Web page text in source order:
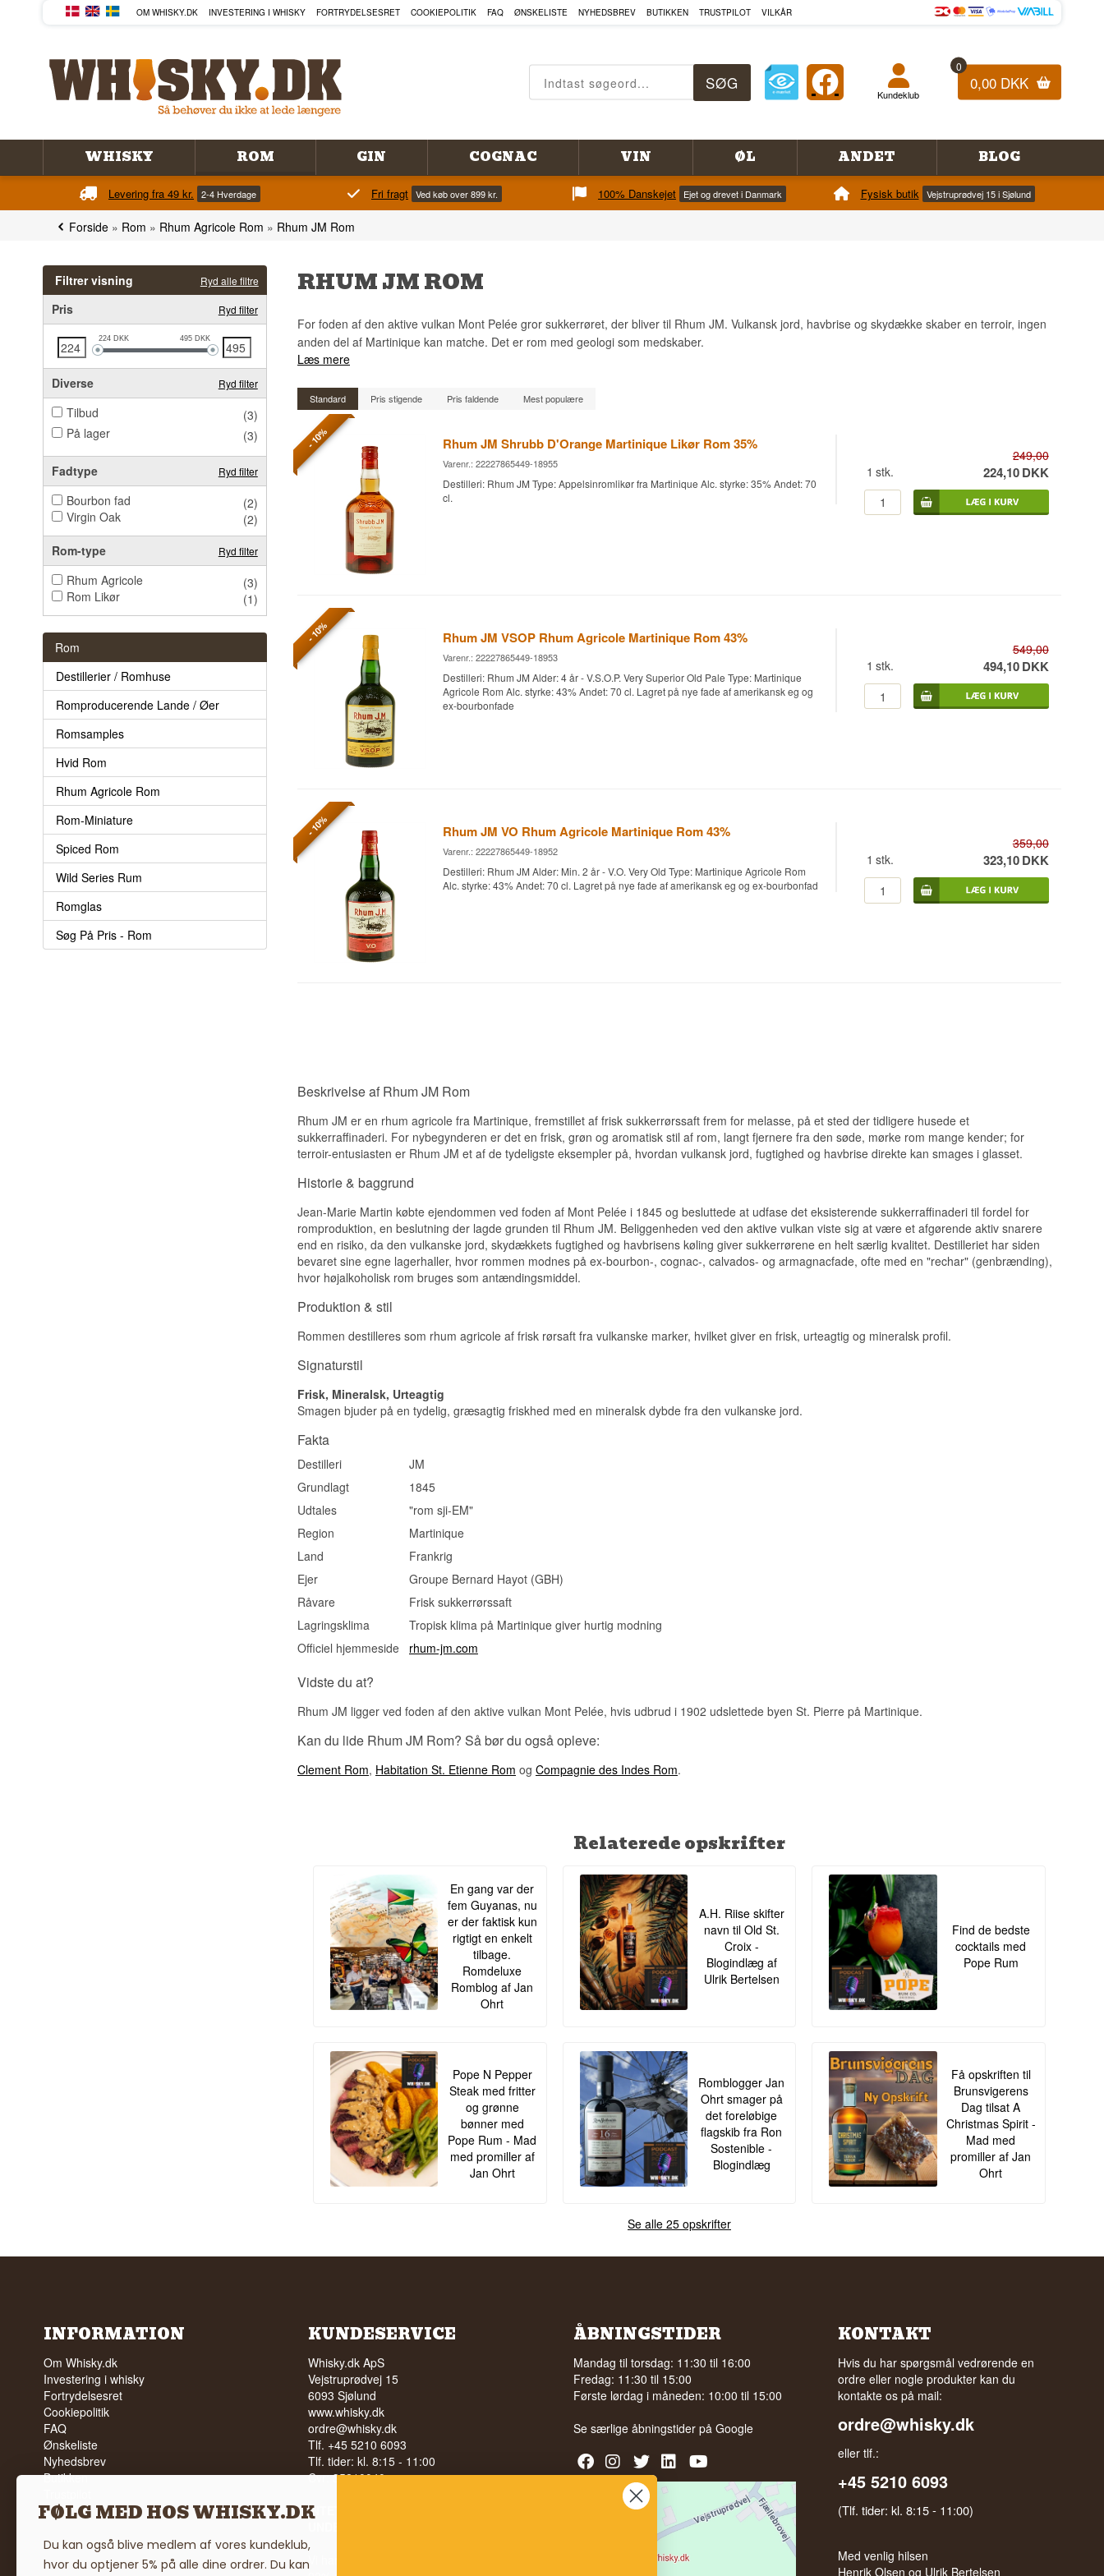
OM WHISKY.DK INVESTERING I WHISKY FORTRYDELSESRET COOKIEPOLITIK FAQ ØNSKELISTE NYHEDSBREV BUTIKKEN TRUSTPILOT VILKÅR
0
0,00 DKK
Kundeklub
WHISKY ROM GIN COGNAC VIN ØL ANDET BLOG
Levering fra 49 kr. 2-4 Hverdage Fri fragt Ved køb over 899 kr. 100% Danskejet Ejet og drevet i Danmark Fysisk butik Vejstruprødvej 15 i Sjølund
Forside » Rom » Rhum Agricole Rom » Rhum JM Rom
Filtrer visning Ryd alle filtre
Pris Ryd filter
224 DKK 495 DKK
Diverse Ryd filter
Tilbud
(3)
På lager
(3)
Fadtype Ryd filter
Bourbon fad
(2)
Virgin Oak
(2)
Rom-type
Ryd filter
Rhum Agricole
(3)
Rom Likør
(1)
Rom
Destillerier / Romhuse
Romproducerende Lande / Øer
Romsamples
Hvid Rom
Rhum Agricole Rom
Rom-Miniature
Spiced Rom
Wild Series Rum
Romglas
Søg På Pris - Rom
RHUM JM ROM
For foden af den aktive vulkan Mont Pelée gror sukkerrøret, der bliver til Rhum JM. Vulkansk jord, havbrise og skydække skaber en terroir, ingen
anden del af Martinique kan matche. Det er rom med geologi som medskaber.
Læs mere
Standard Pris stigende Pris faldende Mest populære
- 10% Rhum JM Shrubb D'Orange Martinique Likør Rom 35%
Varenr.: 22227865449-18955
Destilleri: Rhum JM Type: Appelsinromlikør fra Martinique Alc. styrke: 35% Andet: 70
cl.
249,00
1 stk. 224,10DKK
- 10% Rhum JM VSOP Rhum Agricole Martinique Rom 43%
Varenr.: 22227865449-18953
Destilleri: Rhum JM Alder: 4 år - V.S.O.P. Very Superior Old Pale Type: Martinique
Agricole Rom Alc. styrke: 43% Andet: 70 cl. Lagret på nye fade af amerikansk eg og
ex-bourbonfade
549,00
1 stk. 494,10DKK
- 10% Rhum JM VO Rhum Agricole Martinique Rom 43%
Varenr.: 22227865449-18952
Destilleri: Rhum JM Alder: Min. 2 år - V.O. Very Old Type: Martinique Agricole Rom
Alc. styrke: 43% Andet: 70 cl. Lagret på nye fade af amerikansk eg og ex-bourbonfad
359,00
1 stk. 323,10DKK
Beskrivelse af Rhum JM Rom
Rhum JM er en rhum agricole fra Martinique, fremstillet af frisk sukkerrørssaft frem for melasse, på et sted der tidligere husede et
sukkerraffinaderi. For nybegynderen er det en frisk, grøn og aromatisk stil af rom, langt fjernere fra den søde, mørke rom mange kender; for
terroir-entusiasten er Rhum JM et af de tydeligste eksempler på, hvordan vulkansk jord, fugtighed og havbrise direkte kan smages i glasset.
Historie & baggrund
Jean-Marie Martin købte ejendommen ved foden af Mont Pelée i 1845 og besluttede at udfase det eksisterende sukkerraffinaderi til fordel for
romproduktion, en beslutning der lagde grunden til Rhum JM. Beliggenheden ved den aktive vulkan viste sig at være et afgørende aktiv snarere
end en risiko, da den vulkanske jord, skydækkets fugtighed og havbrisens køling giver sukkerrørene en helt særlig kvalitet. Destilleriet har siden
bevaret sine egne lagerhaller, hvor rommen modnes på ex-bourbon-, cognac-, calvados- og armagnacfade, ofte med en "rechar" (genbrænding),
hvor højalkoholisk rom bruges som antændingsmiddel.
Produktion & stil
Rommen destilleres som rhum agricole af frisk rørsaft fra vulkanske marker, hvilket giver en frisk, urteagtig og mineralsk profil.
Signaturstil
Frisk, Mineralsk, Urteagtig
Smagen bjuder på en tydelig, græsagtig friskhed med en mineralsk dybde fra den vulkanske jord.
Fakta
Destilleri
JM
Grundlagt
1845
Udtales
"rom sji-EM"
Region
Martinique
Land
Frankrig
Ejer
Groupe Bernard Hayot (GBH)
Råvare
Frisk sukkerrørssaft
Lagringsklima
Tropisk klima på Martinique giver hurtig modning
Officiel hjemmeside
rhum-jm.com
Vidste du at?
Rhum JM ligger ved foden af den aktive vulkan Mont Pelée, hvis udbrud i 1902 udslettede byen St. Pierre på Martinique.
Kan du lide Rhum JM Rom? Så bør du også opleve:
Clement Rom, Habitation St. Etienne Rom og Compagnie des Indes Rom.
Relaterede opskrifter
En gang var der
fem Guyanas, nu
er der faktisk kun
rigtigt en enkelt
tilbage.
Romdeluxe
Romblog af Jan
Ohrt
A.H. Riise skifter
navn til Old St.
Croix -
Blogindlæg af
Ulrik Bertelsen
Find de bedste
cocktails med
Pope Rum
Pope N Pepper
Steak med fritter
og grønne
bønner med
Pope Rum - Mad
med promiller af
Jan Ohrt
Romblogger Jan
Ohrt smager på
det foreløbige
flagskib fra Ron
Sostenible -
Blogindlæg
Få opskriften til
Brunsvigerens
Dag tilsat A
Christmas Spirit -
Mad med
promiller af Jan
Ohrt
Se alle 25 opskrifter
INFORMATION
Om Whisky.dk
Investering i whisky
Fortrydelsesret
Cookiepolitik
FAQ
Ønskeliste
Nyhedsbrev
Butikken
Vilkår
KUNDESERVICE
Whisky.dk ApS
Vejstruprødvej 15
6093 Sjølund
www.whisky.dk
ordre@whisky.dk
Tlf. +45 5210 6093
Tlf. tider: kl. 8:15 - 11:00
Cvr: 35210040
INTET SALG AF ALKOHOL TIL UNGE
Vi har en bedømmelse på
ÅBNINGSTIDER
Mandag til torsdag: 11:30 til 16:00
Fredag: 11:30 til 15:00
Første lørdag i måneden: 10:00 til 15:00
Se særlige åbningstider på Google
KONTAKT
Hvis du har spørgsmål vedrørende en
ordre eller nogle produkter kan du
kontakte os på mail:
ordre@whisky.dk
eller tlf.:
+45 5210 6093
(Tlf. tider: kl. 8:15 - 11:00)
Med venlig hilsen
Henrik Olsen og Ulrik Bertelsen
FØLG MED HOS WHISKY.DK
Du kan også blive medlem af vores kundeklub,
hvor du optjener 5% på alle dine ordrer. Du kan